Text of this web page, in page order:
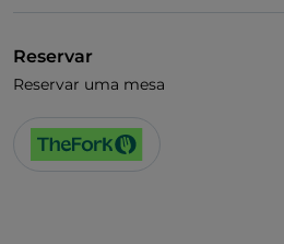
Reservar
Reservar uma mesa